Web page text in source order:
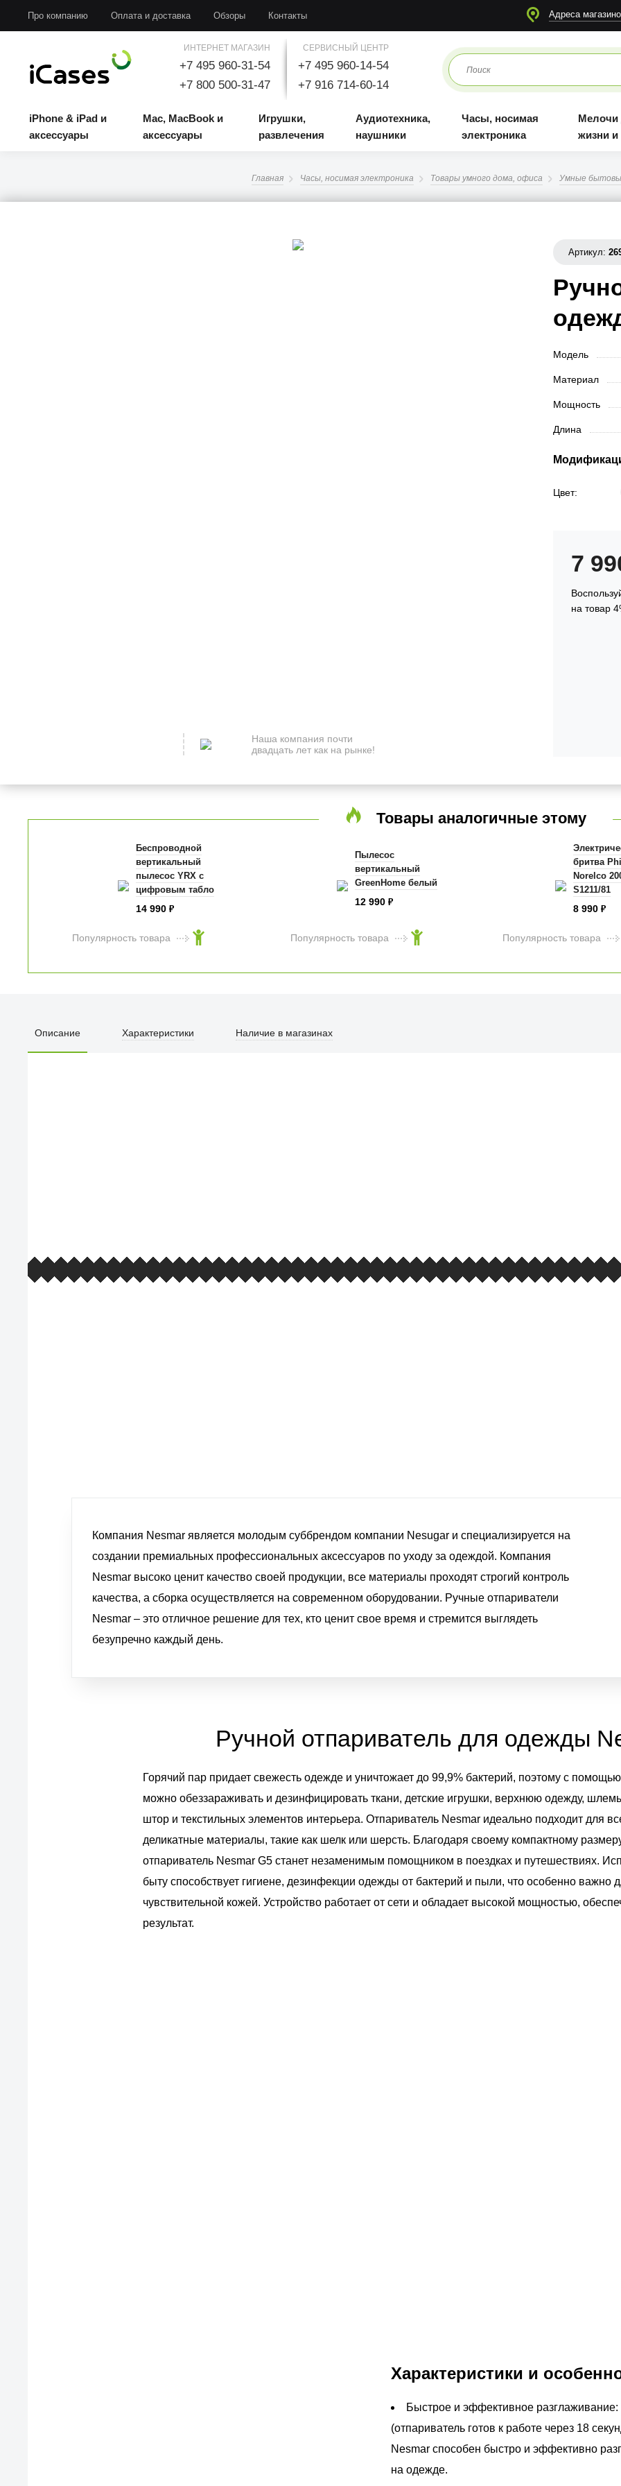
Про компанию Оплата и доставка Обзоры Контакты Адреса
ИНТЕРНЕТ МАГАЗИН
+7 495 960-31-54
+7 800 500-31-47
СЕРВИСНЫЙ ЦЕНТР
+7 495 960-14-54
+7 916 714-60-14
iPhone & iPad и
аксессуары
Mac, MacBook и
аксессуары
Игрушки,
развлечения
Аудиотехника,
наушники
Часы, носимая
электроника
Мелочи
жизни
Главная Часы, носимая электроника Товары умного дома, офиса Умные
Артикул:
Модель
Материал
Мощность
Длина
Цвет:
7
на товар
Наша компания почти
двадцать лет как на рынке!
Товары аналогичные этому
Беспроводной
вертикальный
пылесос YRX с
цифровым табло
14 990₽
Популярность товара
Пылесос
вертикальный
GreenHome белый
12 990 ₽
Популярность товара
бритва
Norelco
S1211/81
8 990₽
Популярность товара
Описание Характеристики Наличие в магазинах
Компания Nesmar является молодым суббрендом компании Nesugar и специализируется на
создании премиальных профессиональных аксессуаров по уходу за одеждой. Компания
Nesmar высоко ценит качество своей продукции, все материалы проходят строгий контроль
качества, а сборка осуществляется на современном оборудовании. Ручные отпариватели
Nesmar – это отличное решение для тех, кто ценит свое время и стремится выглядеть
безупречно каждый день.
Ручной отпариватель для одежды
Горячий пар придает свежесть одежде и уничтожает до 99,9% бактерий, поэтому с
можно обеззараживать и дезинфицировать ткани, детские игрушки, верхнюю одежду,
штор и текстильных элементов интерьера. Отпариватель Nesmar идеально подходит для
деликатные материалы, такие как шелк или шерсть. Благодаря своему компактному
отпариватель Nesmar G5 станет незаменимым помощником в поездках и путешествиях.
быту способствует гигиене, дезинфекции одежды от бактерий и пыли, что особенно важно
чувствительной кожей. Устройство работает от сети и обладает высокой мощностью,
результат.
Характеристики и
Быстрое и эффективное
(отпариватель готов к работе через 18
Nesmar способен быстро и эффективно
на одежде.